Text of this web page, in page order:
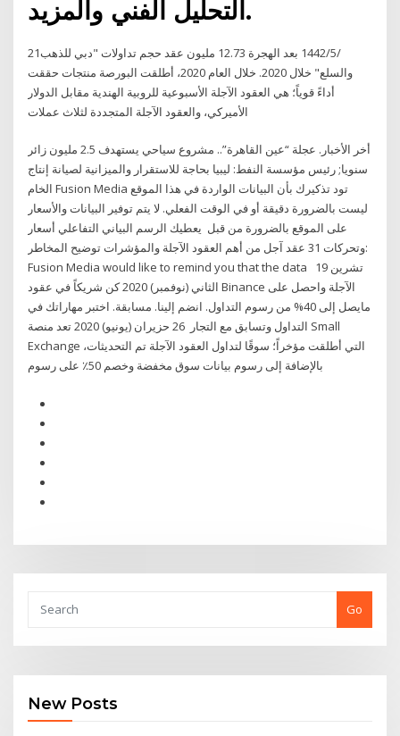
التحليل الفني والمزيد.
21‏‏/5‏‏/1442 بعد الهجرة 12.73 مليون عقد حجم تداولات "دبي للذهب
والسلع" خلال 2020. خلال العام 2020، أطلقت البورصة منتجات حققت
أداءً قوياً؛ هي العقود الآجلة الأسبوعية للروبية الهندية مقابل الدولار
الأميركي، والعقود الآجلة المتجددة لثلاث عملات
أخر الأخبار. عجلة “عين القاهرة”.. مشروع سياحي يستهدف 2.5 مليون زائر
سنويا; رئيس مؤسسة النفط: ليبيا بحاجة للاستقرار والميزانية لصيانة إنتاج
الخام Fusion Media تود تذكيرك بأن البيانات الواردة في هذا الموقع
ليست بالضرورة دقيقة أو في الوقت الفعلي. لا يتم توفير البيانات والأسعار
على الموقع بالضرورة من قبل يعطيك الرسم البياني التفاعلي أسعار
وتحركات 31 عقد آجل من أهم العقود الآجلة والمؤشرات توضيح المخاطر:
Fusion Media would like to remind you that the data 19 تشرين
الثاني (نوفمبر) 2020 كن شريكاً في عقود Binance الآجلة واحصل على
مايصل إلى 40% من رسوم التداول. انضم إلينا. مسابقة. اختبر مهاراتك في
التداول وتسابق مع التجار 26 حزيران (يونيو) 2020 تعد منصة Small
Exchange التي أطلقت مؤخراً؛ سوقًا لتداول العقود الآجلة تم التحديثات،
Go
New Posts